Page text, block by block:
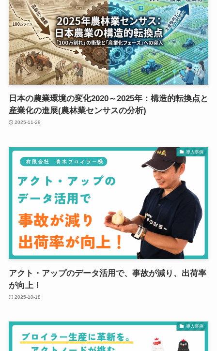
日本の農業環境の変化2020～2025年：構造的転換点と
産業化の進展(農林業センサスの分析)
2025-11-29
導入事例
アクト・アップのデータ活用で、事故が減り、出荷率
が向上！
2025-10-18
導入事例